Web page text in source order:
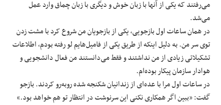
می‌رفتند که یکی از آنها با زبان خوش و دیگری با زبان چماق وارد عمل
می‌شد.
در همان ساعات اول بازجویی، یکی از بازجویان من شروع کرد با مشت زدن
توی سر من. به ‌دلیل اینکه از طریق یکی از فامیل‌هایم لو رفته بودم، اطلاعات
تشکیلاتی زیادی از من نداشتند و فقط می‌دانستند من فعال دانشجویی و
هوادار سازمان پیکار بوده‌ام.
در ساعات اول مرا با عده‌ای از زندانیان شکنجه شده رو‌به‌رو کردند. بازجو
گفت: «ببین اگر همکاری نکنی این سرنوشت در انتظار تو هم خواهد بود.»